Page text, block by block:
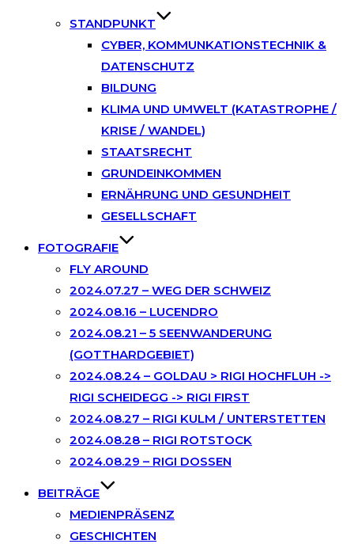
STANDPUNKT
CYBER, KOMMUNKATIONSTECHNIK &
DATENSCHUTZ
BILDUNG
KLIMA UND UMWELT (KATASTROPHE /
KRISE / WANDEL)
STAATSRECHT
GRUNDEINKOMMEN
ERNÄHRUNG UND GESUNDHEIT
GESELLSCHAFT
FOTOGRAFIE
FLY AROUND
2024.07.27 – WEG DER SCHWEIZ
2024.08.16 – LUCENDRO
2024.08.21 – 5 SEENWANDERUNG
(GOTTHARDGEBIET)
2024.08.24 – GOLDAU > RIGI HOCHFLUH ->
RIGI SCHEIDEGG -> RIGI FIRST
2024.08.27 – RIGI KULM / UNTERSTETTEN
2024.08.28 – RIGI ROTSTOCK
2024.08.29 – RIGI DOSSEN
BEITRÄGE
MEDIENPRÄSENZ
GESCHICHTEN